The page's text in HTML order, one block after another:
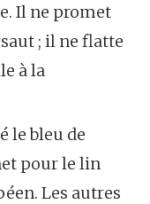
Il ne promet
; il ne flatte
à la
le bleu de
pour le lin
Les autres